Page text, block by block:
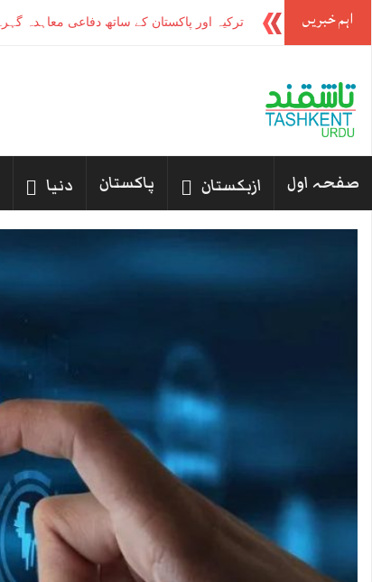
اہم خبریں
صفحہ اول ازبکستان پاکستان دنیا